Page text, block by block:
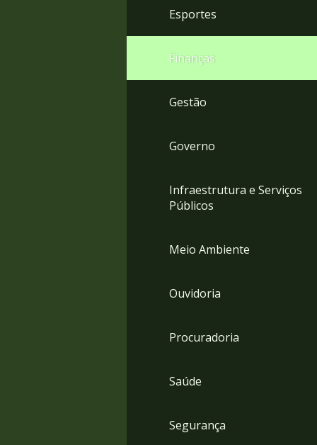
Esportes
Finanças
Gestão
Governo
Infraestrutura e Serviços
Públicos
Meio Ambiente
Ouvidoria
Procuradoria
Saúde
Segurança